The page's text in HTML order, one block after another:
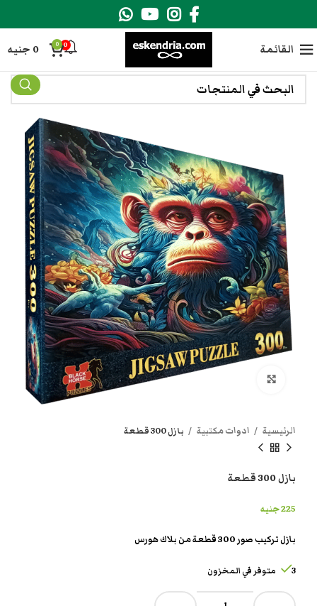
القائمة 0
0
0 جنيه
الرئيسية ادوات مكتبية بازل 300 قطعة
بازل 300 قطعة
225جنيه
بازل تركيب صور 300 قطعة من بلاك هورس
3 متوفر في المخزون